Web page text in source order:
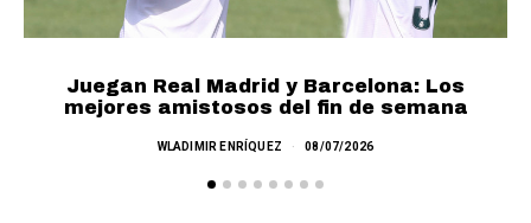
Juegan Real Madrid y Barcelona: Los
mejores amistosos del fin de semana
WLADIMIR ENRÍQUEZ 08/07/2026